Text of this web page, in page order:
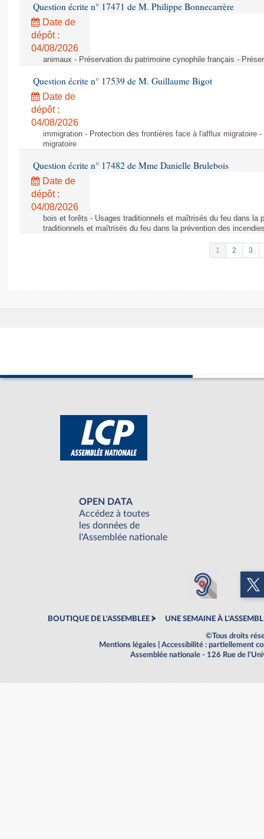
Question écrite n° 17471 de M. Philippe Bonnecarrère
Date de
dépôt :
04/08/2026
animaux - Préservation du patrimoine cynophile français -
Question écrite n° 17539 de M. Guillaume Bigot
Date de
dépôt :
04/08/2026
immigration - Protection des frontières face à l'afflux migratoire
migratoire
Question écrite n° 17482 de Mme Danielle Brulebois
Date de
dépôt :
04/08/2026
bois et forêts - Usages traditionnels et maîtrisés du feu dans la
traditionnels et maîtrisés du feu dans la prévention des
1 2 3
OPEN DATA
Accédez à toutes
les données de
l'Assemblée nationale
BOUTIQUE DE L'ASSEMBLEE UNE SEMAINE À
©Tous droits
Mentions légales
Accessibilité : partiellement
Assemblée nationale - 126 Rue de